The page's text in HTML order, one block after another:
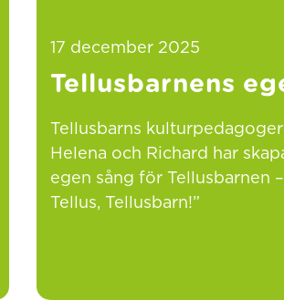
17 december 2025
Tellusbarnens
Tellusbarns
Helena och Richard har
egen sång för Tellusbarnen
Tellus, Tellusbarn!”